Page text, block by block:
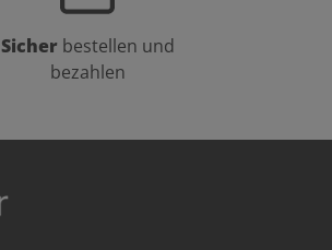
Sicher bestellen und
bezahlen